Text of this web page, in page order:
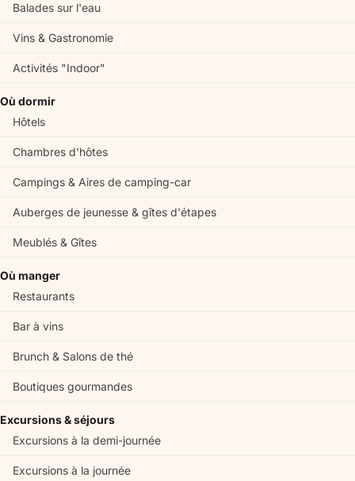
Balades sur l'eau
Vins & Gastronomie
Activités "Indoor"
Où dormir
Hôtels
Chambres d'hôtes
Campings & Aires de camping-car
Auberges de jeunesse & gîtes d'étapes
Meublés & Gîtes
Où manger
Restaurants
Bar à vins
Brunch & Salons de thé
Boutiques gourmandes
Excursions & séjours
Excursions à la demi-journée
Excursions à la journée